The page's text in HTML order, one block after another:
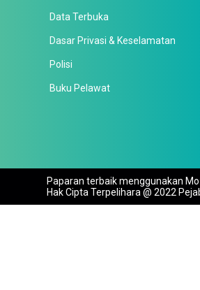
Data Terbuka
Dasar Privasi & Keselamatan
Polisi
Buku Pelawat
Paparan terbaik menggunakan
Hak Cipta Terpelihara @ 2022